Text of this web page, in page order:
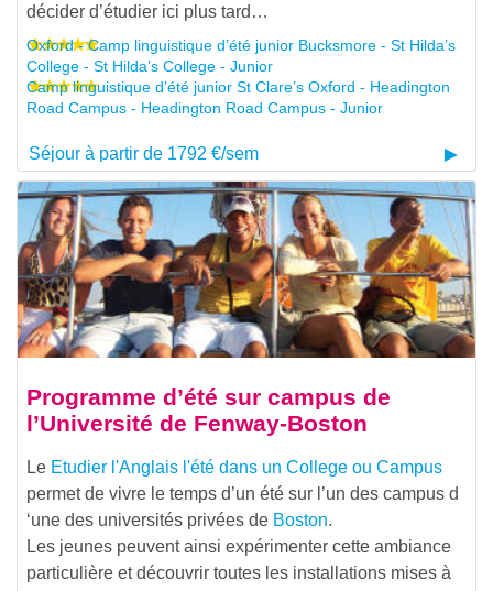
décider d’étudier ici plus tard…
Oxford - Camp linguistique d’été junior Bucksmore - St Hilda’s
College - St Hilda’s College - Junior
Camp linguistique d’été junior St Clare’s Oxford - Headington
Road Campus - Headington Road Campus - Junior
Séjour à partir de 1792 €/sem
Programme d’été sur campus de
l’Université de Fenway-Boston
Le Etudier l'Anglais l'été dans un College ou Campus
permet de vivre le temps d’un été sur l’un des campus d
‘une des universités privées de Boston.
Les jeunes peuvent ainsi expérimenter cette ambiance
particulière et découvrir toutes les installations mises à